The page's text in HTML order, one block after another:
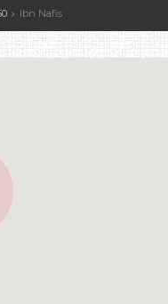
Ibn Nafis